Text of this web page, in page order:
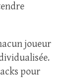
joueur
pour